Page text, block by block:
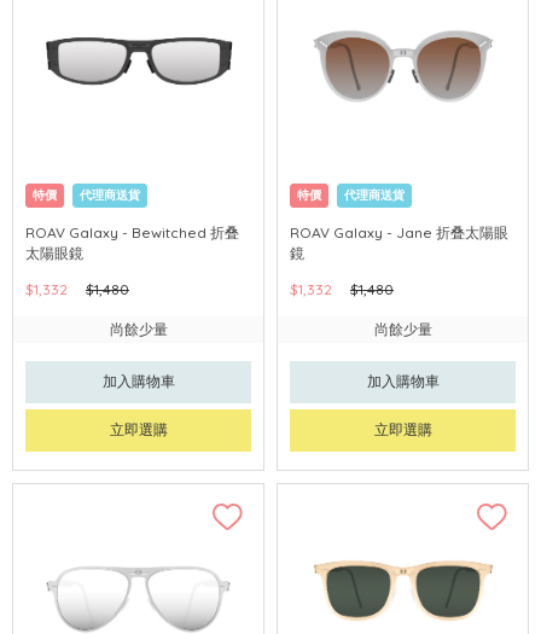
特價 代理商送貨
ROAV Galaxy - Bewitched 折叠
太陽眼鏡
$1,332
$1,480
尚餘少量
加入購物車
立即選購
特價 代理商送貨
ROAV Galaxy - Jane 折叠太陽眼
鏡
$1,332
$1,480
尚餘少量
加入購物車
立即選購